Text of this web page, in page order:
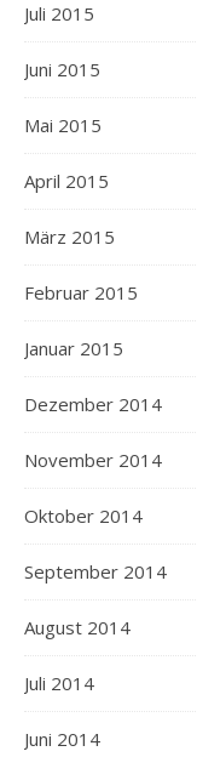
Juli 2015
Juni 2015
Mai 2015
April 2015
März 2015
Februar 2015
Januar 2015
Dezember 2014
November 2014
Oktober 2014
September 2014
August 2014
Juli 2014
Juni 2014